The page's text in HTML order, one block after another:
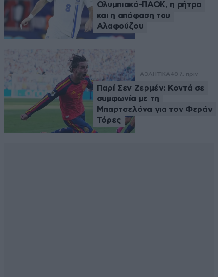
Ολυμπιακό-ΠΑΟΚ, η ρήτρα
και η απόφαση του
Αλαφούζου
ΑΘΛΗΤΙΚΑ48 λ. πριν
Παρί Σεν Ζερμέν: Κοντά σε
συμφωνία με τη
Μπαρτσελόνα για τον Φεράν
Τόρες